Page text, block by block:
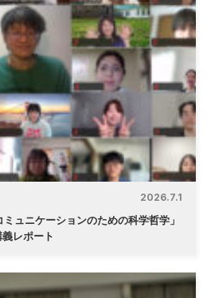
2026.7.1
ュニケーションのための科学哲学」
レポート